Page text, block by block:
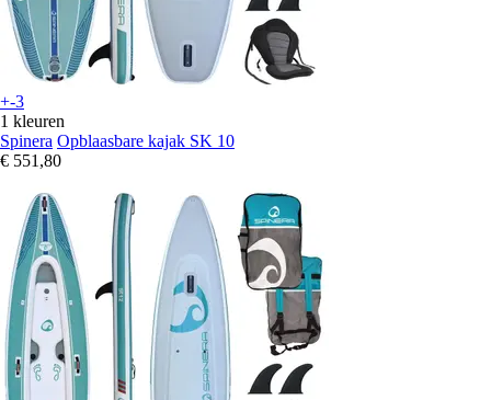
+-3
1 kleuren
Spinera Opblaasbare kajak SK 10
€ 551,80